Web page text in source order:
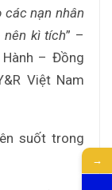
các nạn nhân
nên kì tích” –
– Đồng
Việt Nam
suốt trong
→